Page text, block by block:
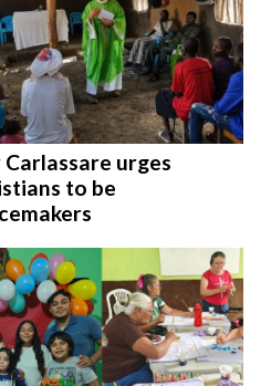
Carlassare urges
to be